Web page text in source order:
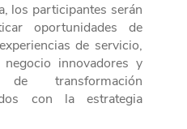
los participantes serán
oportunidades de
de servicio,
innovadores y
transformación
con la estrategia